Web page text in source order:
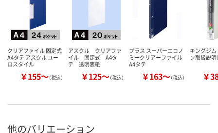
クリアファイル 固定式
A4タテ アスクル ユー
ロスタイル
￥155～（税込）
アスクル クリアファ
イル 固定式 A4タ
テ 透明表紙
￥125～（税込）
プラス スーパーエコノ
ミークリアーファイル
A4タテ
￥163～（税込）
キングジ
ン取扱説
￥
他のバリエーション